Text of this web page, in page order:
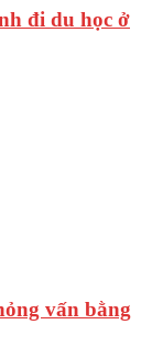
đi du học ở
vấn bằng